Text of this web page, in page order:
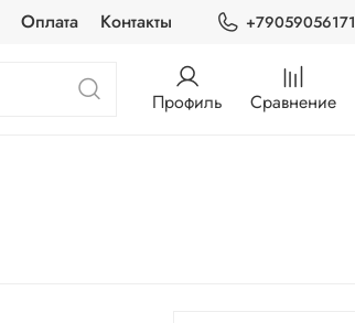
Оплата Контакты +79059056171
Профиль Сравнение